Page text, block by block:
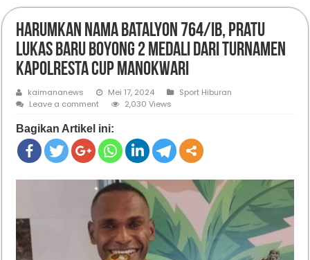
Harumkan Nama Batalyon 764/IB, Pratu
Lukas Baru Boyong 2 Medali dari Turnamen
Kapolresta Cup Manokwari
kaimananews Mei 17, 2024
Sport Hiburan
Leave a comment
2,030 Views
Bagikan Artikel ini: